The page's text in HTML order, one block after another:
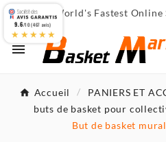
 World's Fastest

Accueil PANIERS ET
buts de basket pour
But de basket
9.6/10 (467 avis)
★★★★★